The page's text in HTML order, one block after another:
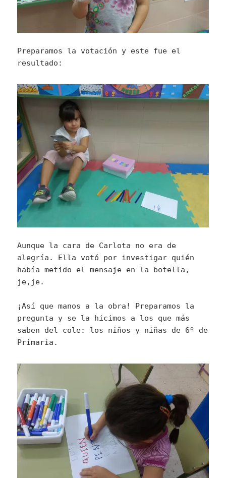
Preparamos la votación y este fue el
resultado:
Aunque la cara de Carlota no era de
alegría. Ella votó por investigar quién
había metido el mensaje en la botella,
je,je.
¡Así que manos a la obra! Preparamos la
pregunta y se la hicimos a los que más
saben del cole: los niños y niñas de 6º de
Primaria.